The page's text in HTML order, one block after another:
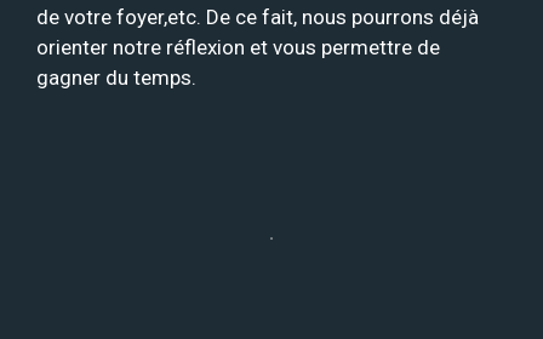
de votre foyer,etc. De ce fait, nous pourrons déjà
orienter notre réflexion et vous permettre de
gagner du temps.